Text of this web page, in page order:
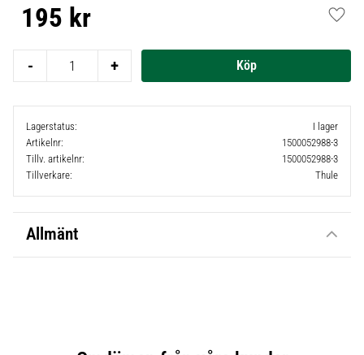
195 kr
+
-
Lagerstatus
I lager
Artikelnr
1500052988-3
Tillv. artikelnr
1500052988-3
Tillverkare
Thule
Allmänt